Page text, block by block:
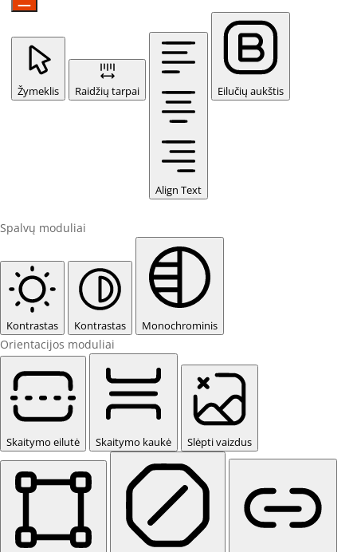
Žymeklis Raidžių tarpai
Align Text
Eilučių aukštis
Spalvų moduliai
Kontrastas Kontrastas Monochrominis
Orientacijos moduliai
Skaitymo eilutė Skaitymo kaukė Slėpti vaizdus